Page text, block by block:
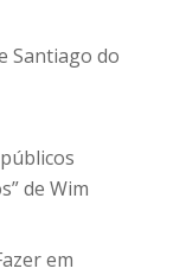
Santiago do
de Wim
em